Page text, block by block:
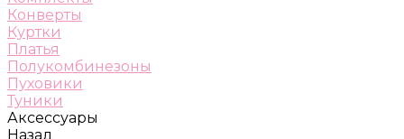
Конверты
Куртки
Платья
Полукомбинезоны
Пуховики
Туники
Аксессуары
Назад